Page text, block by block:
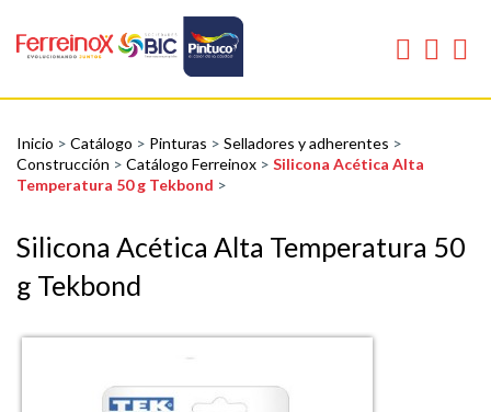
Inicio > Catálogo > Pinturas > Selladores y adherentes >
Construcción > Catálogo Ferreinox > Silicona Acética Alta
Temperatura 50 g Tekbond >
Silicona Acética Alta Temperatura 50
g Tekbond